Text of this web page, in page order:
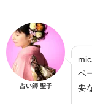
占い師 聖子
ペ
要